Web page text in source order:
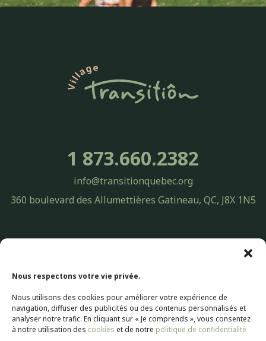
Nous respectons votre vie privée.
Nous utilisons des cookies pour améliorer votre expérience de
navigation, diffuser des publicités ou des contenus personnalisés et
analyser notre trafic. En cliquant sur « Je comprends », vous consentez
à notre utilisation des cookies et de notre politique de confidentialité
1 873.660.2382
info@transitionquebec.org
360 boulevard des Allumettières Gatineau, QC, J8X 1N5
© 2026 Transitiôn. Tous droits réservés.
Conception Web par Selectrum Communications
Web Marketing | SEO Référencement parAgence Pop Inc